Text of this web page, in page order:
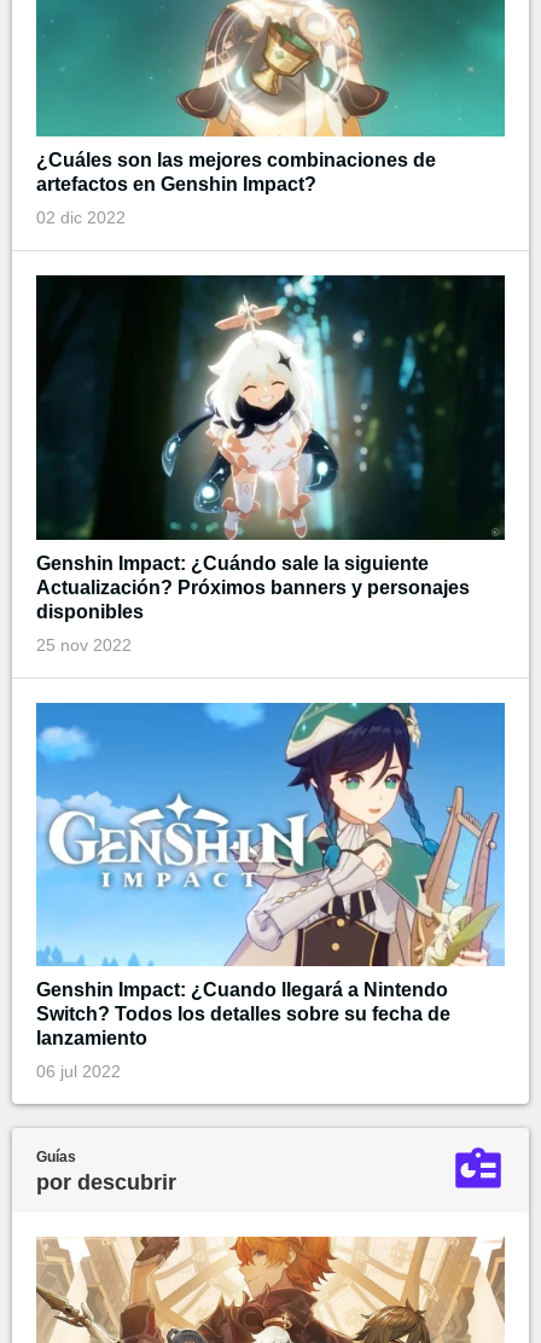
¿Cuáles son las mejores combinaciones de
artefactos en Genshin Impact?
02 dic 2022
Genshin Impact: ¿Cuándo sale la siguiente
Actualización? Próximos banners y personajes
disponibles
25 nov 2022
Genshin Impact: ¿Cuando llegará a Nintendo
Switch? Todos los detalles sobre su fecha de
lanzamiento
06 jul 2022
Guías
por descubrir